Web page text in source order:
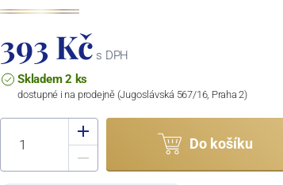
393 Kč s DPH
Skladem 2 ks
dostupné i na prodejně (Jugoslávská 567/16, Praha 2)
Do košíku